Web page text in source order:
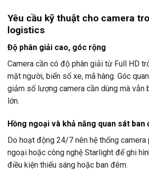
Yêu cầu kỹ thuật cho camera
logistics
Độ phân giải cao, góc rộng
Camera cần có độ phân giải từ Full HD
mặt người, biển số xe, mã hàng. Góc
giảm số lượng camera cần dùng mà vẫn
lớn.
Hồng ngoại và khả năng quan sát ban
Do hoạt động 24/7 nên hệ thống camera
ngoại hoặc công nghệ Starlight để ghi
điều kiện thiếu sáng hoặc ban đêm.